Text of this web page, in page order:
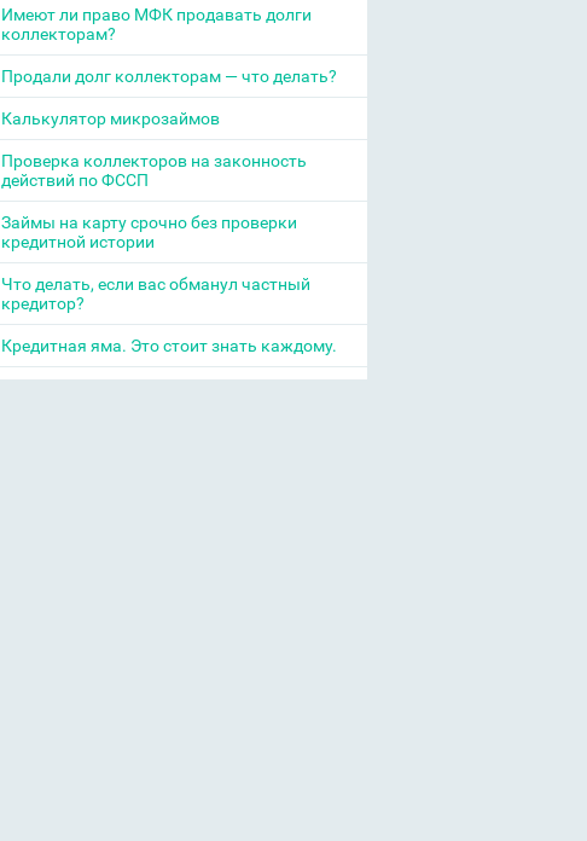
Имеют ли право МФК продавать долги
коллекторам?
Продали долг коллекторам — что делать?
Калькулятор микрозаймов
Проверка коллекторов на законность
действий по ФССП
Займы на карту срочно без проверки
кредитной истории
Что делать, если вас обманул частный
кредитор?
Кредитная яма. Это стоит знать каждому.